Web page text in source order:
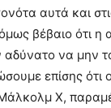
αυτά και
βέβαιο ότι
αδύνατο να μην
επίσης ότι
Χ,